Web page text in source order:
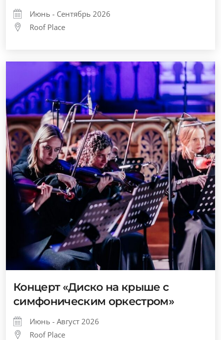
Июнь - Сентябрь 2026
Roof Place
Концерт «Диско на крыше с
симфоническим оркестром»
Июнь - Август 2026
Roof Place